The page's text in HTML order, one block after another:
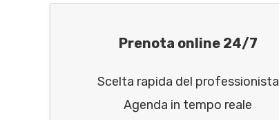
Prenota online 24/7
Scelta rapida del professionista
Agenda in tempo reale